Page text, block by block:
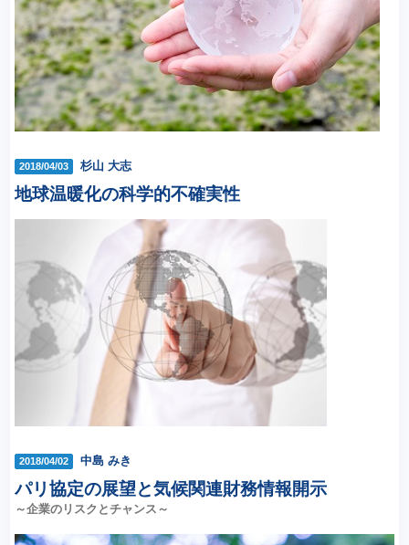
2018/04/03 杉山 大志
地球温暖化の科学的不確実性
2018/04/02 中島 みき
パリ協定の展望と気候関連財務情報開示
～企業のリスクとチャンス～